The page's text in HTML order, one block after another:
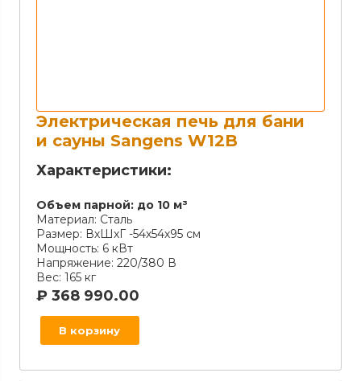
Электрическая печь для бани
и сауны Sangens W12B
Характеристики:
Объем парной: до 10 м³
Материал: Сталь
Размер: ВхШхГ -54х54х95 см
Мощность: 6 кВт
Напряжение: 220/380 В
Вес: 165 кг
₽ 368 990.00
В корзину